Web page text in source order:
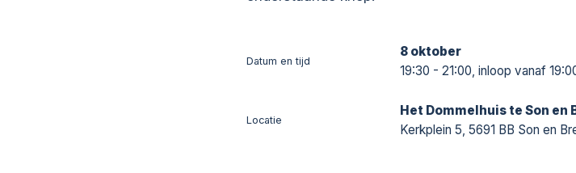
Datum en tijd
8 oktober
19:30 - 21:00, inloop vanaf
Locatie
Het Dommelhuis te Son en
Kerkplein 5, 5691 BB Son en